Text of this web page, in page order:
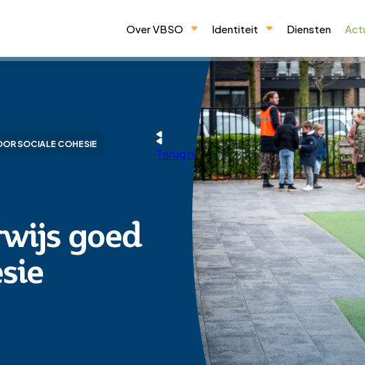
Over VBSO Identiteit Diensten
SOCIALE COHESIE
goed
Terug naar overzicht